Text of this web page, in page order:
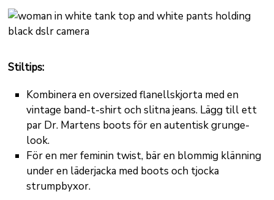
Stiltips:
Kombinera en oversized flanellskjorta med en
vintage band-t-shirt och slitna jeans. Lägg till ett
par Dr. Martens boots för en autentisk grunge-
look.
För en mer feminin twist, bär en blommig klänning
under en läderjacka med boots och tjocka
strumpbyxor.